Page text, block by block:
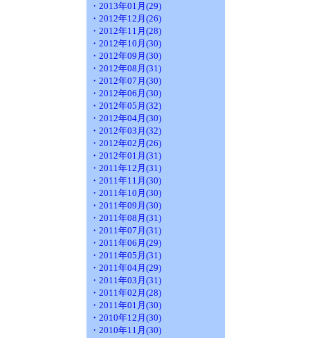
・2013年01月(29)
・2012年12月(26)
・2012年11月(28)
・2012年10月(30)
・2012年09月(30)
・2012年08月(31)
・2012年07月(30)
・2012年06月(30)
・2012年05月(32)
・2012年04月(30)
・2012年03月(32)
・2012年02月(26)
・2012年01月(31)
・2011年12月(31)
・2011年11月(30)
・2011年10月(30)
・2011年09月(30)
・2011年08月(31)
・2011年07月(31)
・2011年06月(29)
・2011年05月(31)
・2011年04月(29)
・2011年03月(31)
・2011年02月(28)
・2011年01月(30)
・2010年12月(30)
・2010年11月(30)